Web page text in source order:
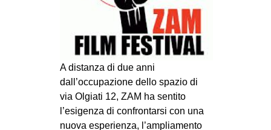
ANTIFASCISMO
DIRITTO ALL’ABITARE
GENERI
MIGRAZIONI
PRECARIATO
REPRESSIONE
A distanza di due anni
dall’occupazione dello spazio di
via Olgiati 12, ZAM ha sentito
l’esigenza di confrontarsi con una
nuova esperienza, l’ampliamento